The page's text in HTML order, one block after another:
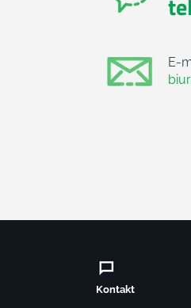
E-
Kontakt